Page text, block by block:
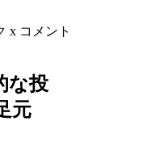
x コメント
な投
元